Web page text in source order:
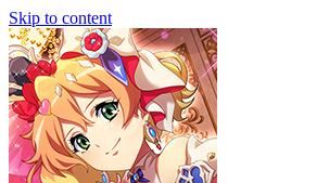
Skip to content